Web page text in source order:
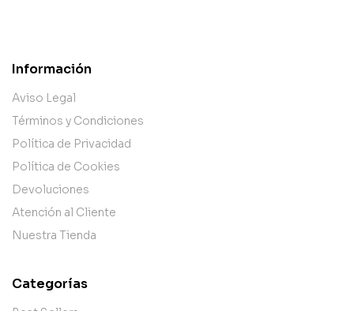
Información
Aviso Legal
Términos y Condiciones
Política de Privacidad
Política de Cookies
Devoluciones
Atención al Cliente
Nuestra Tienda
Categorías